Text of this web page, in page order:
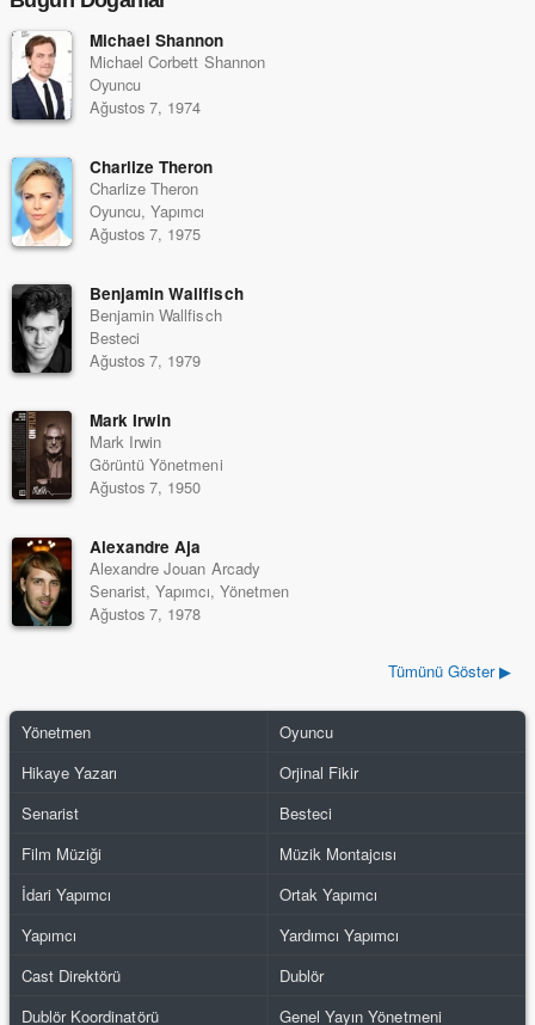
Michael Shannon
Michael Corbett Shannon
Oyuncu
Ağustos 7, 1974
Charlize Theron
Charlize Theron
Oyuncu, Yapımcı
Ağustos 7, 1975
Benjamin Wallfisch
Benjamin Wallfisch
Besteci
Ağustos 7, 1979
Mark Irwin
Mark Irwin
Görüntü Yönetmeni
Ağustos 7, 1950
Alexandre Aja
Alexandre Jouan Arcady
Senarist, Yapımcı, Yönetmen
Ağustos 7, 1978
Tümünü Göster ▶
Yönetmen
Oyuncu
Hikaye Yazarı
Orjinal Fikir
Senarist
Besteci
Film Müziği
Müzik Montajcısı
İdari Yapımcı
Ortak Yapımcı
Yapımcı
Yardımcı Yapımcı
Cast Direktörü
Dublör
Dublör Koordinatörü
Genel Yayın Yönetmeni